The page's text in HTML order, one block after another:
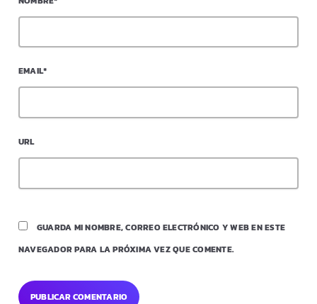
EMAIL*
URL
GUARDA MI NOMBRE, CORREO ELECTRÓNICO Y WEB EN ESTE
NAVEGADOR PARA LA PRÓXIMA VEZ QUE COMENTE.